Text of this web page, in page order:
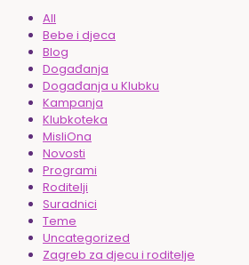
All
Bebe i djeca
Blog
Događanja
Događanja u Klubku
Kampanja
Klubkoteka
MisliOna
Novosti
Programi
Roditelji
Suradnici
Teme
Uncategorized
Zagreb za djecu i roditelje